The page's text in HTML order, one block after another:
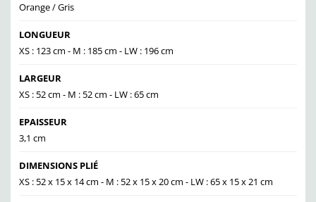
Orange / Gris
LONGUEUR
XS : 123 cm - M : 185 cm - LW : 196 cm
LARGEUR
XS : 52 cm - M : 52 cm - LW : 65 cm
EPAISSEUR
3,1 cm
DIMENSIONS PLIÉ
XS : 52 x 15 x 14 cm - M : 52 x 15 x 20 cm - LW : 65 x 15 x 21 cm